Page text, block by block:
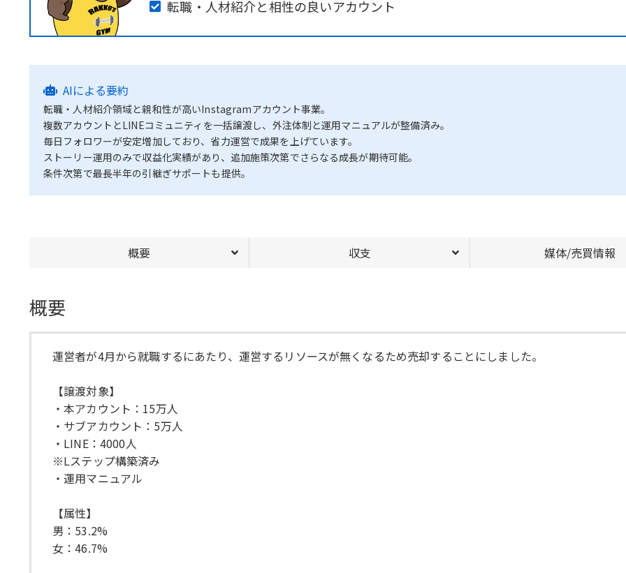
転職・人材紹介と相性の良いアカウント
AIによる要約
転職・人材紹介領域と親和性が高いInstagramアカウント事業。
複数アカウントとLINEコミュニティを一括譲渡し、外注体制と運用マニュアルが整備済み。
毎日フォロワーが安定増加しており、省力運営で成果を上げています。
ストーリー運用のみで収益化実績があり、追加施策次第でさらなる成長が期待可能。
条件次第で最長半年の引継ぎサポートも提供。
概要 収支 媒体/売買情報
概要
運営者が4月から就職するにあたり、運営するリソースが無くなるため売却することにしました。
【譲渡対象】
・本アカウント：15万人
・サブアカウント：5万人
・LINE：4000人
※Lステップ構築済み
・運用マニュアル
【属性】
男：53.2%
女：46.7%